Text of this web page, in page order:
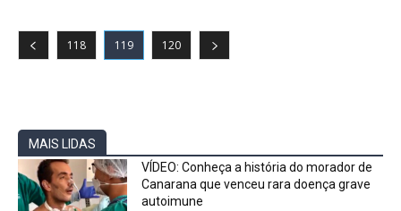
118 119 120
MAIS LIDAS
VÍDEO: Conheça a história do morador de
Canarana que venceu rara doença grave
autoimune